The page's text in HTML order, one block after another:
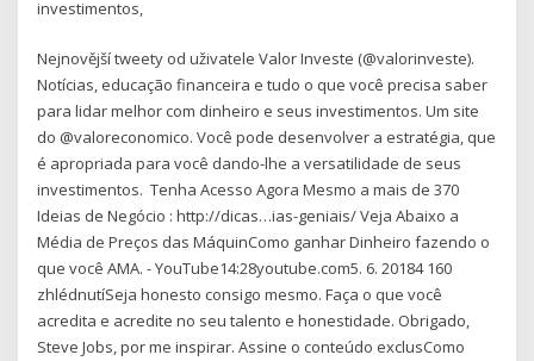
investimentos,
Nejnovější tweety od uživatele Valor Investe (@valorinveste).
Notícias, educação financeira e tudo o que você precisa saber
para lidar melhor com dinheiro e seus investimentos. Um site
do @valoreconomico. Você pode desenvolver a estratégia, que
é apropriada para você dando-lhe a versatilidade de seus
investimentos. ️️ Tenha Acesso Agora Mesmo a mais de 370
Ideias de Negócio : http://dicas…ias-geniais/ Veja Abaixo a
Média de Preços das MáquinComo ganhar Dinheiro fazendo o
que você AMA. - YouTube14:28youtube.com5. 6. 20184 160
zhlédnutíSeja honesto consigo mesmo. Faça o que você
acredita e acredite no seu talento e honestidade. Obrigado,
Steve Jobs, por me inspirar. Assine o conteúdo exclusComo